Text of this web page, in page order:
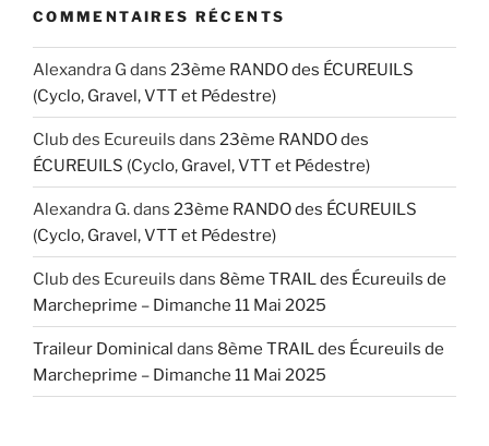
COMMENTAIRES RÉCENTS
Alexandra G dans 23ème RANDO des ÉCUREUILS
(Cyclo, Gravel, VTT et Pédestre)
Club des Ecureuils dans 23ème RANDO des
ÉCUREUILS (Cyclo, Gravel, VTT et Pédestre)
Alexandra G.dans 23ème RANDO des ÉCUREUILS
(Cyclo, Gravel, VTT et Pédestre)
Club des Ecureuils dans 8ème TRAIL des Écureuils de
Marcheprime – Dimanche 11 Mai 2025
Traileur Dominical dans 8ème TRAIL des Écureuils de
Marcheprime – Dimanche 11 Mai 2025